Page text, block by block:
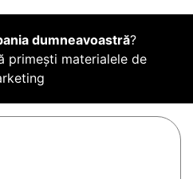
dumneavoastră?
primești materialele de